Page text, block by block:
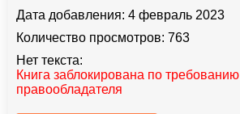
Дата добавления: 4 февраль 2023
Количество просмотров: 763
Нет текста:
Книга заблокирована по требованию
правообладателя